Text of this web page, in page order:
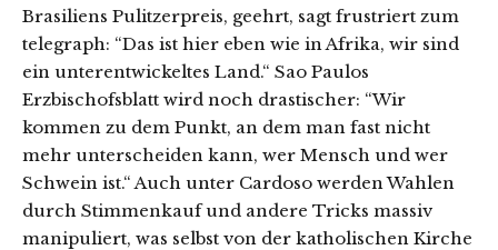
Brasiliens Pulitzerpreis, geehrt, sagt frustriert zum
telegraph: “Das ist hier eben wie in Afrika, wir sind
ein unterentwickeltes Land.“ Sao Paulos
Erzbischofsblatt wird noch drastischer: “Wir
kommen zu dem Punkt, an dem man fast nicht
mehr unterscheiden kann, wer Mensch und wer
Schwein ist.“ Auch unter Cardoso werden Wahlen
durch Stimmenkauf und andere Tricks massiv
manipuliert, was selbst von der katholischen Kirche